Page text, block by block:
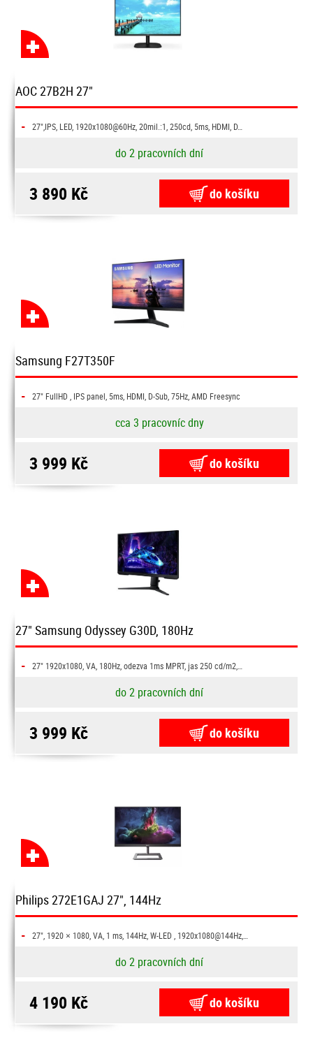
AOC 27B2H 27"
- 27",IPS, LED, 1920x1080@60Hz, 20mil.:1, 250cd, 5ms, HDMI, D…
do 2 pracovních dní
3 890 Kč do košíku
Samsung F27T350F
- 27" FullHD , IPS panel, 5ms, HDMI, D-Sub, 75Hz, AMD Freesync
cca 3 pracovníc dny
3 999 Kč do košíku
27" Samsung Odyssey G30D, 180Hz
- 27" 1920x1080, VA, 180Hz, odezva 1ms MPRT, jas 250 cd/m2,…
do 2 pracovních dní
3 999 Kč do košíku
Philips 272E1GAJ 27", 144Hz
- 27", 1920 × 1080, VA, 1 ms, 144Hz, W-LED , 1920x1080@144Hz,…
do 2 pracovních dní
4 190 Kč do košíku